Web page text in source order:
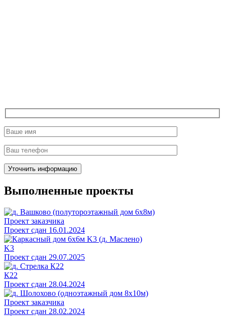
Выполненные проекты
Проект заказчика
Проект сдан 16.01.2024
K3
Проект сдан 29.07.2025
К22
Проект сдан 28.04.2024
Проект заказчика
Проект сдан 28.02.2024